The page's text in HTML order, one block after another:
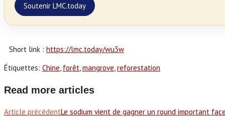
Soutenir LMC.today
Short link : https://lmc.today/wu3w
Étiquettes: Chine, forêt, mangrove, reforestation
Read more articles
Article précédentLe sodium vient de gagner un round important